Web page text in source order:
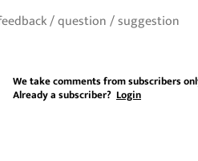
We take comments from subscribers
Already a subscriber? Login